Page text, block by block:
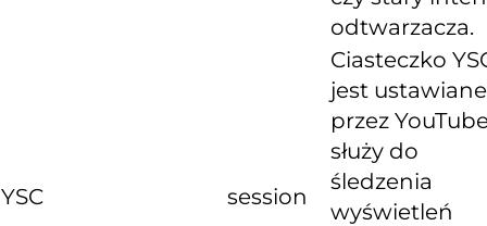
odtwarzacza.
YSC session
Ciasteczko
jest ustawiane
przez
służy do
śledzenia
wyświetleń